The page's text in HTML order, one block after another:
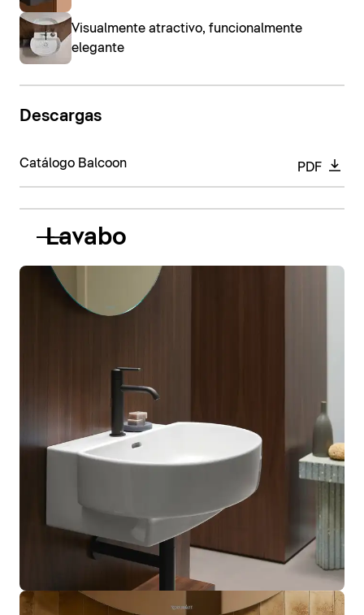
Visualmente atractivo, funcionalmente
elegante
Descargas
Catálogo Balcoon PDF
Lavabo